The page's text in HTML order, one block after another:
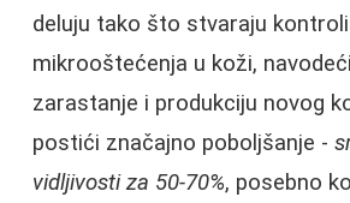
deluju tako što stvaraju
mikrooštećenja u koži,
zarastanje i produkciju novog
postići značajno poboljšanje -
vidljivosti za 50-70%, posebno